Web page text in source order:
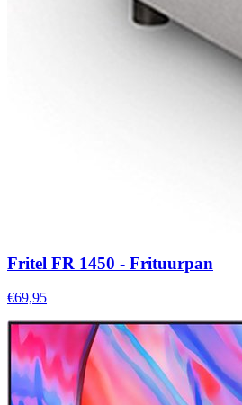
Fritel FR 1450 - Frituurpan
€69,95